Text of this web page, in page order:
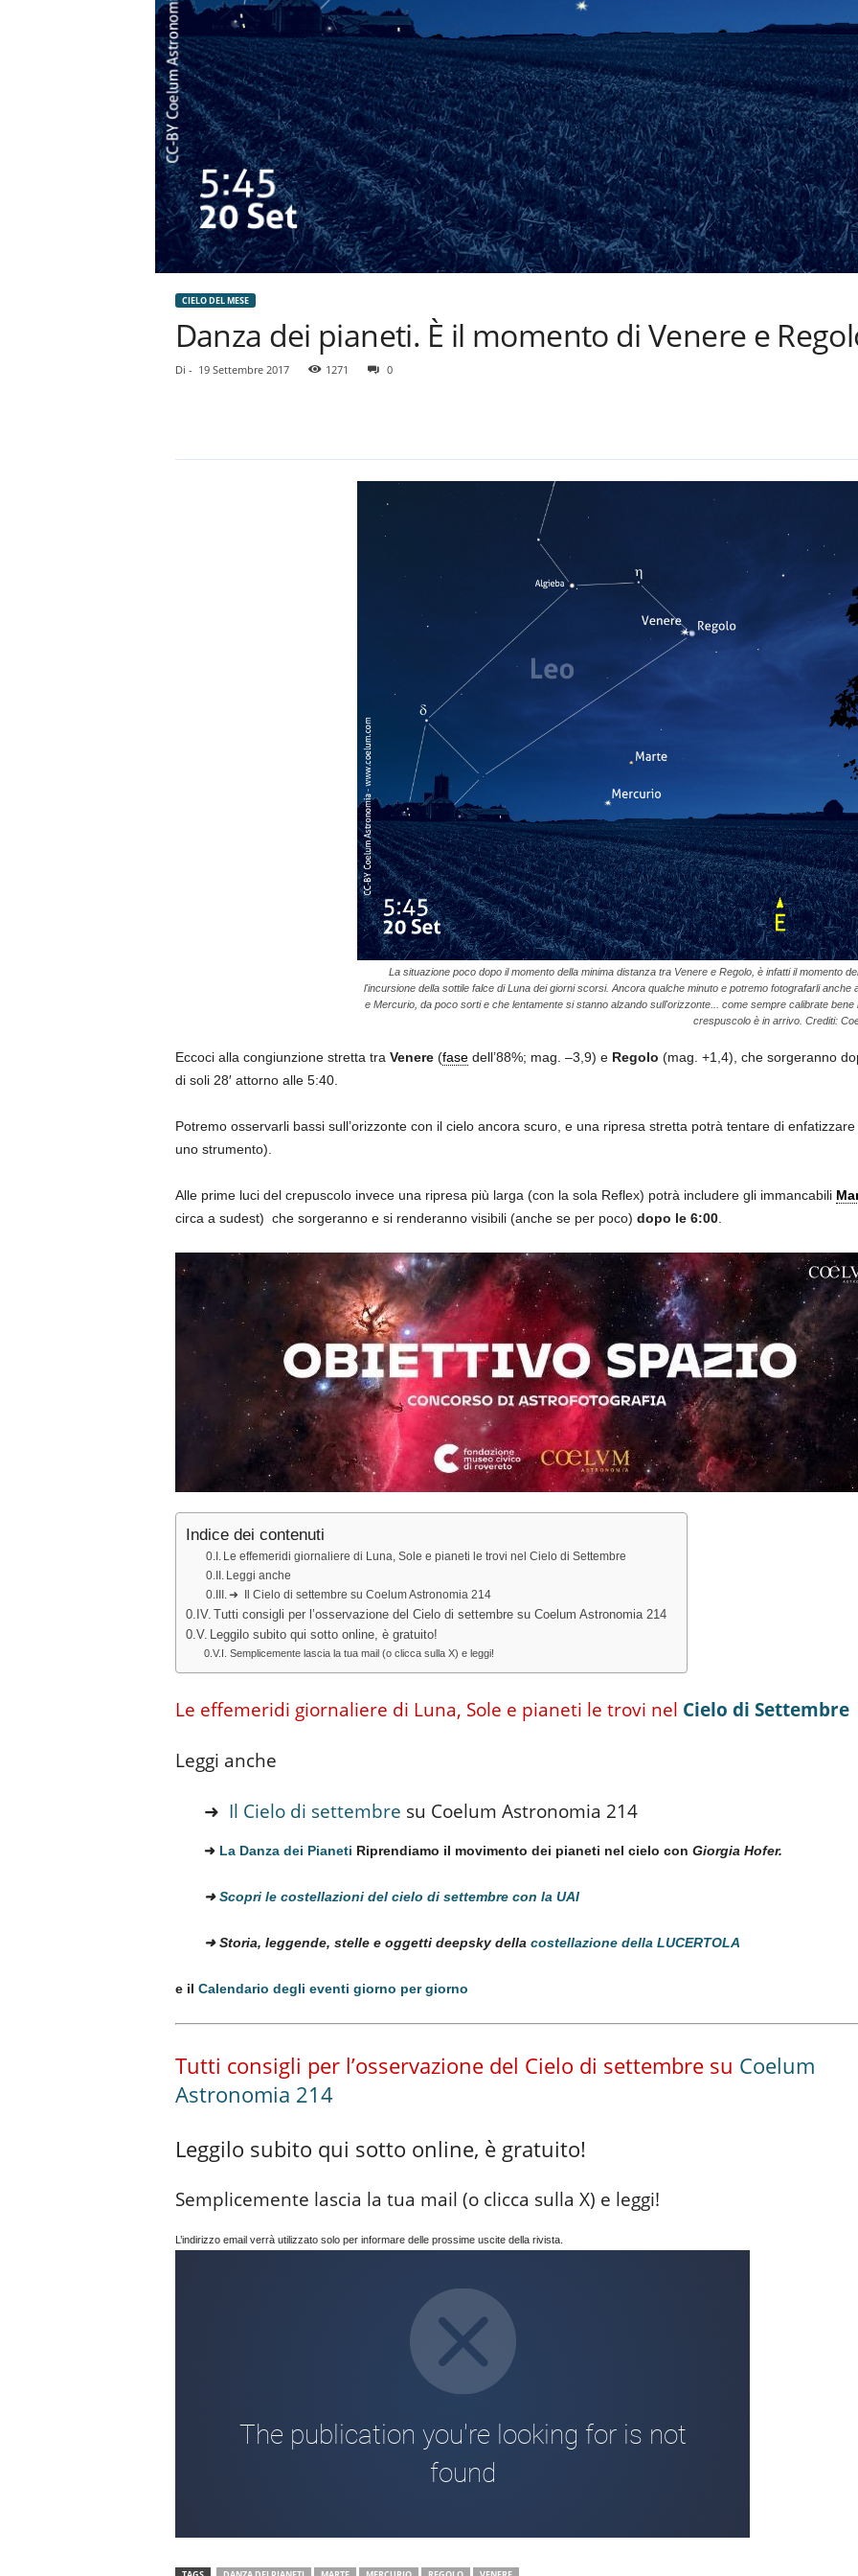
CIELO DEL MESE
Danza dei pianeti. È il momento di Venere e
Di - 19 Settembre 2017 1271 0
La situazione poco dopo il momento della minima distanza tra Venere e Regolo, è infatti il momento
l'incursione della sottile falce di Luna dei giorni scorsi. Ancora qualche minuto e potremo fotografarli anche
e Mercurio, da poco sorti e che lentamente si stanno alzando sull'orizzonte... come sempre calibrate bene
crespuscolo è in arrivo. Crediti:
Eccoci alla congiunzione stretta tra Venere (fasedell’88%; mag. –3,9) e Regolo (mag. +1,4), che sorgeranno
di soli 28′ attorno alle 5:40.
Potremo osservarli bassi sull’orizzonte con il cielo ancora scuro, e una ripresa stretta potrà tentare di
uno strumento).
Alle prime luci del crepuscolo invece una ripresa più larga (con la sola Reflex) potrà includere gli immancabili
circa a sudest) che sorgeranno e si renderanno visibili (anche se per poco) dopo le 6:00.
Indice dei contenuti
Le effemeridi giornaliere di Luna, Sole e pianeti le trovi nel Cielo di Settembre
Leggi anche
➜ Il Cielo di settembre su Coelum Astronomia 214
Tutti consigli per l’osservazione del Cielo di settembre su Coelum Astronomia 214
Leggilo subito qui sotto online, è gratuito!
Semplicemente lascia la tua mail (o clicca sulla X) e leggi!
Le effemeridi giornaliere di Luna, Sole e pianeti le trovi nel Cielo di Settembre
Leggi anche
➜ Il Cielo di settembre su Coelum Astronomia 214
➜ La Danza dei Pianeti Riprendiamo il movimento dei pianeti nel cielo con Giorgia Hofer.
➜Scopri le costellazioni del cielo di settembre con la UAI
➜ Storia, leggende, stelle e oggetti deepsky della costellazione della LUCERTOLA
e il Calendario degli eventi giorno per giorno
Tutti consigli per l’osservazione del Cielo di settembre su Coelum
Astronomia 214
Leggilo subito qui sotto online, è gratuito!
Semplicemente lascia la tua mail (o clicca sulla X) e leggi!
L’indirizzo email verrà utilizzato solo per informare delle prossime uscite della rivista.